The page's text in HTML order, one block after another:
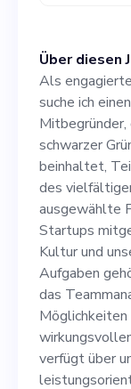
sich
und
das
Über diesen
Als
suche ich
schwarzer
beinhaltet,
des
ausgewählte
Startups
Kultur und
Aufgaben
das
Möglichkeiten
verfügt über